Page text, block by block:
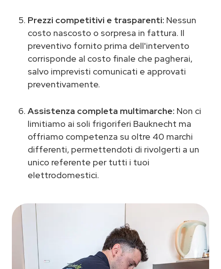
Prezzi competitivi e trasparenti: Nessun
costo nascosto o sorpresa in fattura. Il
preventivo fornito prima dell'intervento
corrisponde al costo finale che pagherai,
salvo imprevisti comunicati e approvati
preventivamente.
Assistenza completa multimarche: Non ci
limitiamo ai soli frigoriferi Bauknecht ma
offriamo competenza su oltre 40 marchi
differenti, permettendoti di rivolgerti a un
unico referente per tutti i tuoi
elettrodomestici.